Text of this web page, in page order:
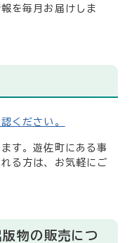
を毎月お届けしま
ください。
す。遊佐町にある事
る方は、お気軽にご
物の販売につ